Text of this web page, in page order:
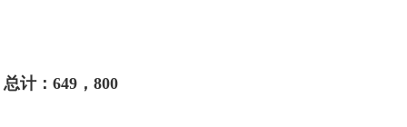
总计：649，800